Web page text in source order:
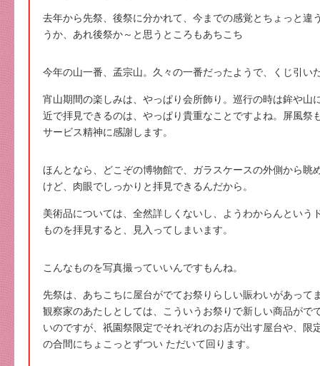
去年から先祭、後祭に分かれて、今までの感覚とちょっと違
うか、あれ後祭か～と思うところもあちこち
今年の山一番、孟宗山。久々の一番だったようで、くじ引い
宵山期間の楽しみは、やっぱり会所飾り。巡行の時は鉾や山
近で拝見できるのは、やっぱり貴重なことですよね。屏風祭
サービス精神に感謝します。
ほんとなら、どこぞの博物館で、ガラスケースの外側から眺
けど、肉眼でしっかりと拝見できるんだから。
美術品については、全然詳しくないし、ようわからんという
ものを拝見すると、見入ってしまいます。
こんなものを写真撮っていいんですもんね。
先祭は、あちこちに屋台がでてお祭りらしい賑わいがあって
観察家のあたしとしては、こういうお祭りで新しい商品がで
いのですが、祇園祭限定でそれぞれのお店が出す屋台や、限
の合間にちょこっとずつい ただいて回ります。